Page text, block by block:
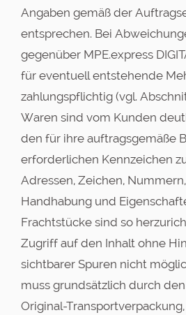
Angaben gemäß der
entsprechen. Bei
gegenüber MPE.express
für eventuell entstehende
zahlungspflichtig (vgl.
Waren sind vom Kunden
den für ihre auftragsgemäße
erforderlichen Kennzeichen
Adressen, Zeichen,
Handhabung und
Frachtstücke sind so
Zugriff auf den Inhalt ohne
sichtbarer Spuren nicht
muss grundsätzlich durch
Original-